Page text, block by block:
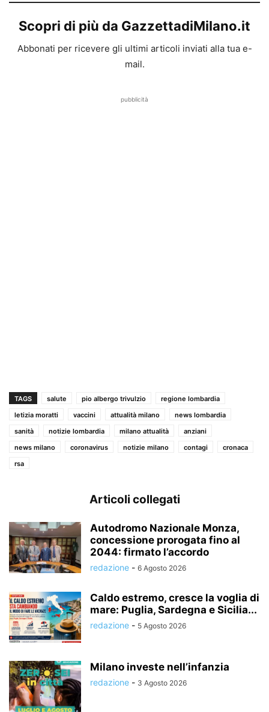
Scopri di più da GazzettadiMilano.it
Abbonati per ricevere gli ultimi articoli inviati alla tua e-
mail.
pubblicità
TAGS salute pio albergo trivulzio
regione lombardia
letizia moratti
vaccini attualità milano
news lombardia
sanità
notizie lombardia milano attualità
anziani
news milano
coronavirus notizie milano contagi
cronaca
rsa
Articoli collegati
Autodromo Nazionale Monza,
concessione prorogata fino al
2044: firmato l’accordo
redazione - 6 Agosto 2026
Caldo estremo, cresce la voglia di
mare: Puglia, Sardegna e Sicilia...
redazione - 5 Agosto 2026
Milano investe nell’infanzia
redazione - 3 Agosto 2026